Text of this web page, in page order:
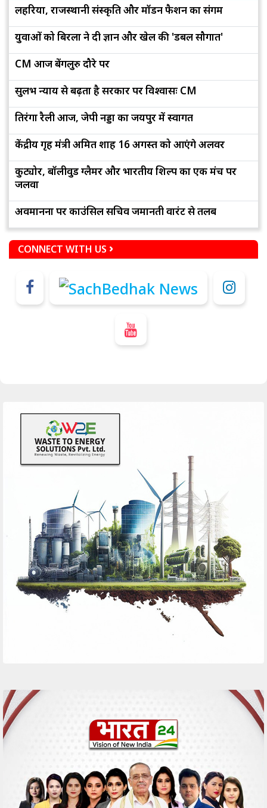
लहरिया, राजस्थानी संस्कृति और मॉडर्न फैशन का संगम
युवाओं को बिरला ने दी ज्ञान और खेल की 'डबल सौगात'
CM आज बेंगलुरु दौरे पर
सुलभ न्याय से बढ़ता है सरकार पर विश्वासः CM
तिरंगा रैली आज, जेपी नड्डा का जयपुर में स्वागत
केंद्रीय गृह मंत्री अमित शाह 16 अगस्त को आएंगे अलवर
कुट्योर, बॉलीवुड ग्लैमर और भारतीय शिल्प का एक मंच पर
जलवा
अवमानना पर काउंसिल सचिव जमानती वारंट से तलब
CONNECT WITH US